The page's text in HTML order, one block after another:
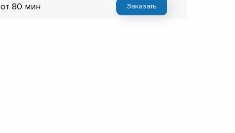
от 80 мин Заказать